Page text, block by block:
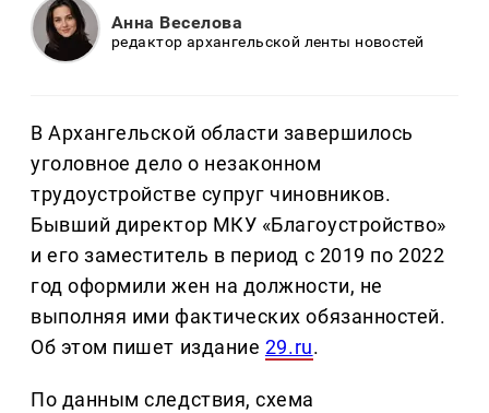
Анна Веселова
редактор архангельской ленты новостей
В Архангельской области завершилось
уголовное дело о незаконном
трудоустройстве супруг чиновников.
Бывший директор МКУ «Благоустройство»
и его заместитель в период с 2019 по 2022
год оформили жен на должности, не
выполняя ими фактических обязанностей.
Об этом пишет издание 29.ru.
По данным следствия, схема